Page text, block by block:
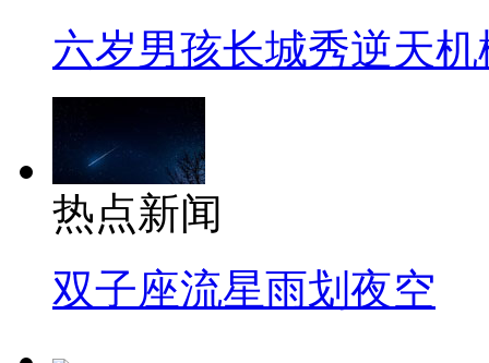
六岁男孩长城秀逆天机
热点新闻
双子座流星雨划夜空